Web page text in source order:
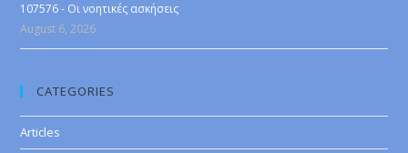
107576 - Οι νοητικές ασκήσεις
August 6, 2026
CATEGORIES
Articles